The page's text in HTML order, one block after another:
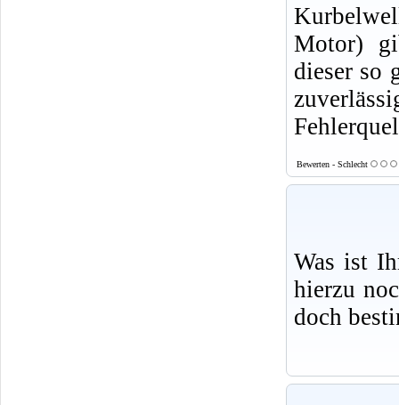
Motor)
dieser so
Bewerten - Schlecht
Was ist
hierzu
doch